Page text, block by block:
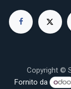
Copyright ©
Fornito da